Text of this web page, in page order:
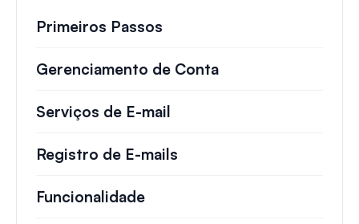
Primeiros Passos
Gerenciamento de Conta
Serviços de E-mail
Registro de E-mails
Funcionalidade